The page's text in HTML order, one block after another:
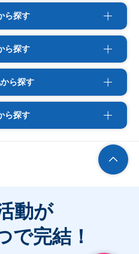
ら探す
ら探す
ら探す
ら探す
動が
で完結！